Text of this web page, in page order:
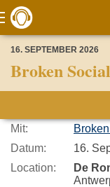
16. SEPTEMBER 2026
Broken
Mit:
Datum:
16.
Location:
De